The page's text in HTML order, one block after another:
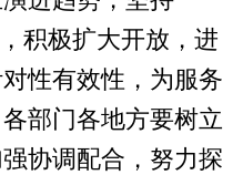
积极扩大开放，进
性有效性，为服务
部门各地方要树立
协调配合，努力探